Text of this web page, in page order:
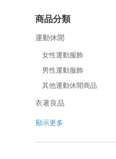
商品分類
運動休閒
女性運動服飾
男性運動服飾
其他運動休閒商品
衣著良品
顯示更多